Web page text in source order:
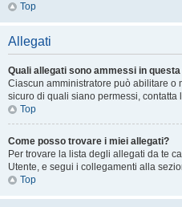
Top
Allegati
Quali allegati sono ammessi in
Ciascun amministratore può abilitare o
sicuro di quali siano permessi, contatta
Top
Come posso trovare i miei allegati?
Per trovare la lista degli allegati da te
Utente, e segui i collegamenti alla
Top